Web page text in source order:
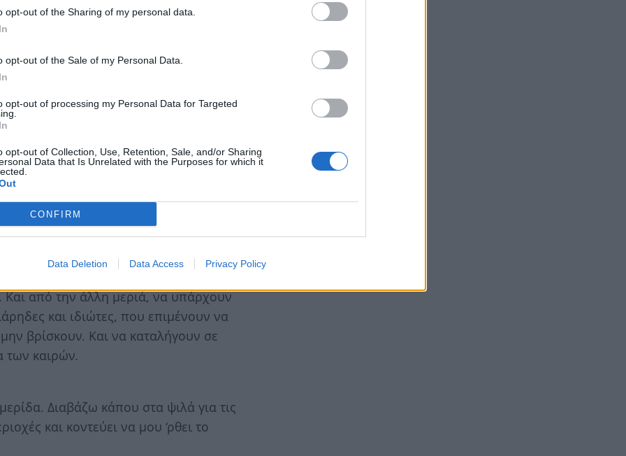
opt-out of the Sharing of my personal data.
opt-out of the Sale of my Personal Data.
opt-out of processing my Personal Data for Targeted
opt-out of Collection, Use, Retention, Sale, and/or Sharing
Data that Is Unrelated with the Purposes for which it
CONFIRM
Data Deletion Data Access Privacy Policy
Όταν το βλέμμα ψάξει όμως,
με θλίψη πως ένα αρκετά μεγάλο μέρος
ηλικία. Ναι, νέοι άνθρωποι από
«στύβουν την πέτρα και βγάζει νερό».
σκοτώνουν τον χρόνο τους,
γλυκύ βραστό και τον μέτριο έχουμε κάνει
δικαιολογία έτοιμη. <<Μα υπάρχει κρίση!
Περιμένουν να ανοίξουν θέσεις
θα δουλέψουν.>>
και κάποιο πολιτικό κονέ θα υπάρχει),
και κοινωνικό σχόλιο. Και
όλο και κάποιος πληρώνει το
μούσκιο. Αλίμονο τους την ώρα που το
έτσι που περιμένουν το παξιμάδι
Και από την άλλη μεριά, να υπάρχουν
και ιδιώτες, που επιμένουν να
βρίσκουν. Και να καταλήγουν σε
των καιρών.
Διαβάζω κάπου στα ψιλά για τις
και κοντεύει να μου ‘ρθει το